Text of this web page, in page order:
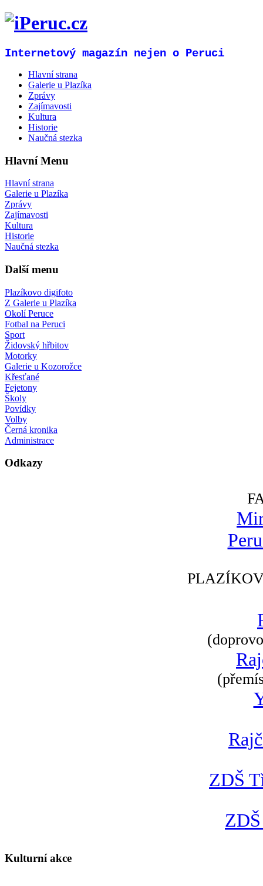
Internetový magazín nejen o Peruci
Hlavní strana
Galerie u Plazíka
Zprávy
Zajímavosti
Kultura
Historie
Naučná stezka
Hlavní Menu
Hlavní strana
Galerie u Plazíka
Zprávy
Zajímavosti
Kultura
Historie
Naučná stezka
Další menu
Plazíkovo digifoto
Z Galerie u Plazíka
Okolí Peruce
Fotbal na Peruci
Sport
Židovský hřbitov
Motorky
Galerie u Kozorožce
Křesťané
Fejetony
Školy
Povídky
Volby
Černá kronika
Administrace
Odkazy
ZDŠ
Kulturní akce